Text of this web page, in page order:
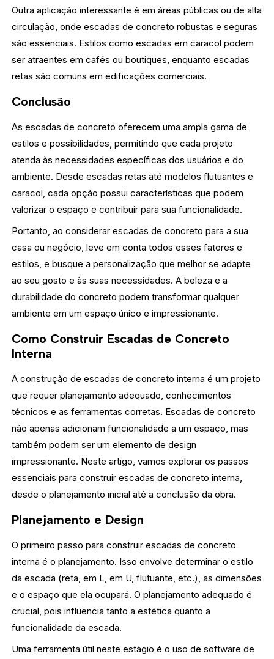
Outra aplicação interessante é em áreas públicas ou de alta
circulação, onde escadas de concreto robustas e seguras
são essenciais. Estilos como escadas em caracol podem
ser atraentes em cafés ou boutiques, enquanto escadas
retas são comuns em edificações comerciais.
Conclusão
As escadas de concreto oferecem uma ampla gama de
estilos e possibilidades, permitindo que cada projeto
atenda às necessidades específicas dos usuários e do
ambiente. Desde escadas retas até modelos flutuantes e
caracol, cada opção possui características que podem
valorizar o espaço e contribuir para sua funcionalidade.
Portanto, ao considerar escadas de concreto para a sua
casa ou negócio, leve em conta todos esses fatores e
estilos, e busque a personalização que melhor se adapte
ao seu gosto e às suas necessidades. A beleza e a
durabilidade do concreto podem transformar qualquer
ambiente em um espaço único e impressionante.
Como Construir Escadas de Concreto
Interna
A construção de escadas de concreto interna é um projeto
que requer planejamento adequado, conhecimentos
técnicos e as ferramentas corretas. Escadas de concreto
não apenas adicionam funcionalidade a um espaço, mas
também podem ser um elemento de design
impressionante. Neste artigo, vamos explorar os passos
essenciais para construir escadas de concreto interna,
desde o planejamento inicial até a conclusão da obra.
Planejamento e Design
O primeiro passo para construir escadas de concreto
interna é o planejamento. Isso envolve determinar o estilo
da escada (reta, em L, em U, flutuante, etc.), as dimensões
e o espaço que ela ocupará. O planejamento adequado é
crucial, pois influencia tanto a estética quanto a
funcionalidade da escada.
Uma ferramenta útil neste estágio é o uso de software de